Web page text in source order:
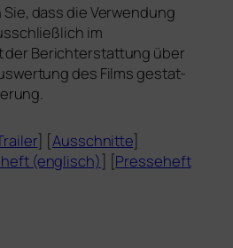
dass die Verwendung
im
der Berichterstattung über
des Films gestat­
] [Ausschnitte]
(eng­lisch)] [Presseheft